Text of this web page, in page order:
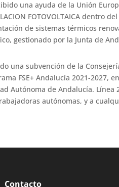
una ayuda de la Unión
FOTOVOLTAICA
de sistemas térmicos
gestionado por la Junta de
una subvención de la
FSE+ Andalucía 2021-
Autónoma de Andalucía.
autónomas, y a
Contacto